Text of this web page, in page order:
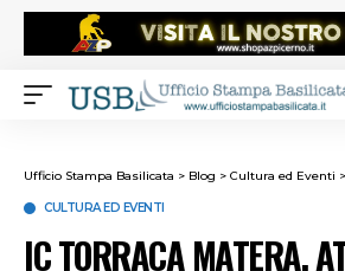
Ufficio Stampa Basilicata > Blog > Cultura ed Eventi >
CULTURA ED EVENTI
IC TORRACA MATERA,